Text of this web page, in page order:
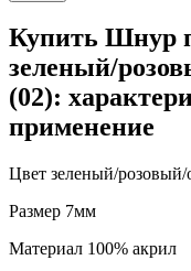
Купить Шнур
зеленый/
(02):
применение
Цвет зеленый/
Размер 7мм
Материал 100% акрил